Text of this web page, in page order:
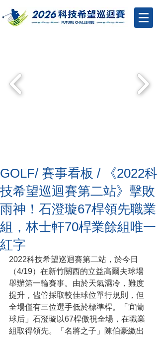
GOLF/ 賽事看板 / 《2022科
技希望巡迴賽第二站》擊敗
雨神！石澄璇67桿領先職業
組，林士軒70桿業餘組唯一
紅字
2022科技希望巡迴賽第二站，於今日
（4/19）在新竹關西的立益高爾夫球場
舉辦第一輪賽事。由於天氣濕冷，難度
提升，儘管採取較佳球位單行規則，但
全場僅有三位選手低於標準桿。「宜蘭
球后」石澄璇以67桿傲視全場，在職業
組取得領先。「名將之子」陳伯豪繳出